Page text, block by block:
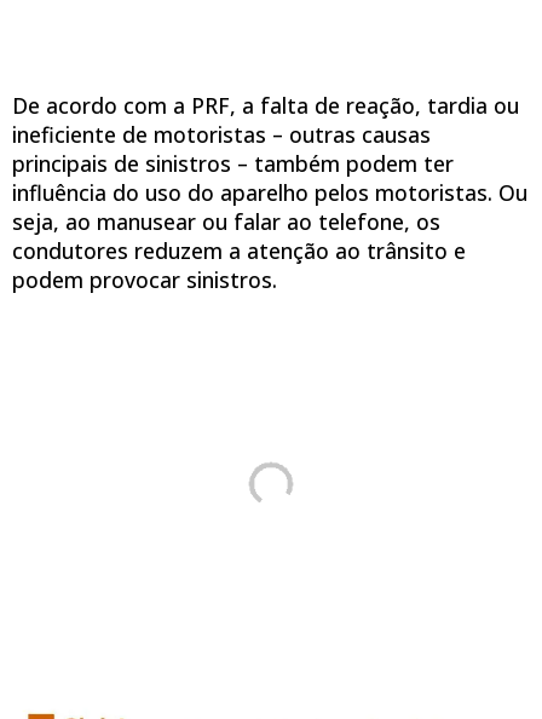
De acordo com a PRF, a falta de reação, tardia ou
ineficiente de motoristas – outras causas
principais de sinistros – também podem ter
influência do uso do aparelho pelos motoristas. Ou
seja, ao manusear ou falar ao telefone, os
condutores reduzem a atenção ao trânsito e
podem provocar sinistros.